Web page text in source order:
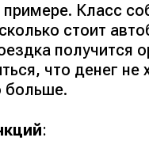
Класс
стоит
получится
что денег не
больше.
: